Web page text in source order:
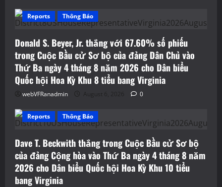
Reports Thông Báo
Donald S. Beyer, Jr. thắng với 67.60% số phiếu
trong Cuộc Bầu cử Sơ bộ của đảng Dân Chủ vào
Thứ Ba ngày 4 tháng 8 năm 2026 cho Dân biểu
Quốc hội Hoa Kỳ Khu 8 tiểu bang Virginia
webVFRanadmin August 6, 2026 0
Reports Thông Báo
Dave T. Beckwith thắng trong Cuộc Bầu cử Sơ bộ
của đảng Cộng hòa vào Thứ Ba ngày 4 tháng 8 năm
2026 cho Dân biểu Quốc hội Hoa Kỳ Khu 10 tiểu
bang Virginia